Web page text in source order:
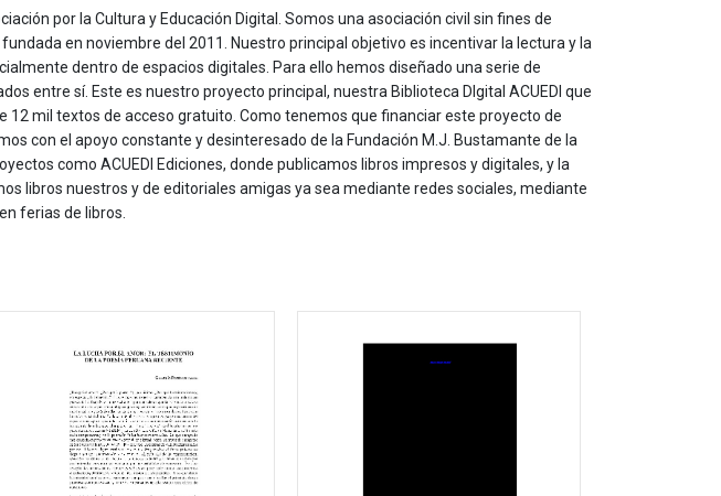
por la Cultura y Educación Digital. Somos una asociación civil sin fines de
en noviembre del 2011. Nuestro principal objetivo es incentivar la lectura y la
dentro de espacios digitales. Para ello hemos diseñado una serie de
entre sí. Este es nuestro proyecto principal, nuestra Biblioteca DIgital ACUEDI que
12 mil textos de acceso gratuito. Como tenemos que financiar este proyecto de
con el apoyo constante y desinteresado de la Fundación M.J. Bustamante de la
como ACUEDI Ediciones, donde publicamos libros impresos y digitales, y la
libros nuestros y de editoriales amigas ya sea mediante redes sociales, mediante
ferias de libros.